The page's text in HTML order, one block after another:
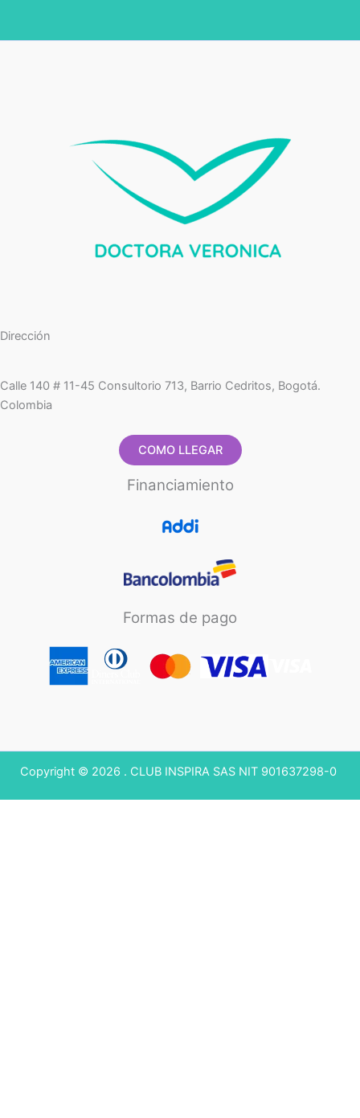
Dirección
Calle 140 # 11-45 Consultorio 713, Barrio Cedritos, Bogotá.
Colombia
COMO LLEGAR
Financiamiento
Formas de pago
Copyright © 2026 . CLUB INSPIRA SAS NIT 901637298-0